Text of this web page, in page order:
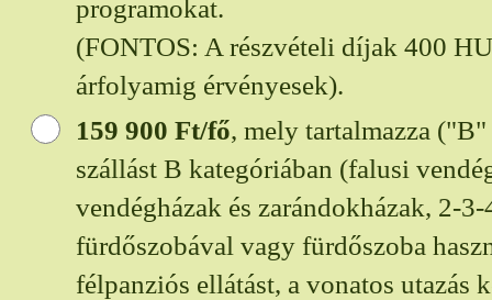
programokat.
(FONTOS: A részvételi díjak 400
árfolyamig érvényesek).
159 900 Ft/fő, mely tartalmazza
szállást B kategóriában (falusi
vendégházak és zarándokházak, 2-
fürdőszobával vagy fürdőszoba
félpanziós ellátást, a vonatos utazás